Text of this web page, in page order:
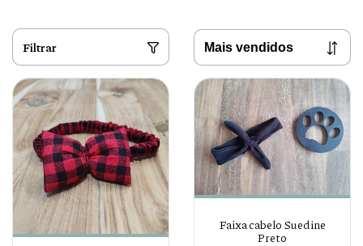
Filtrar
Faixa cabelo Suedine
Preto